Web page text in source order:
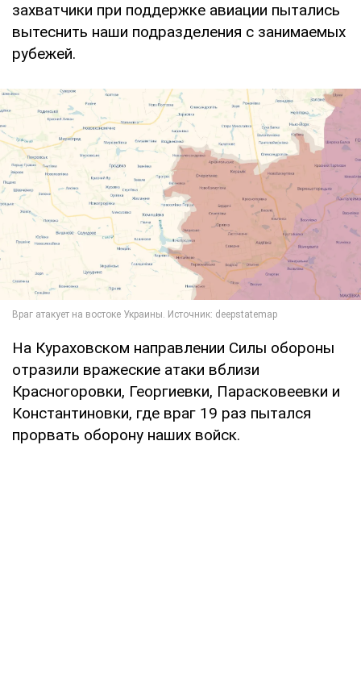
захватчики при поддержке авиации пытались
вытеснить наши подразделения с занимаемых
рубежей.
На Кураховском направлении Силы обороны
отразили вражеские атаки вблизи
Красногоровки, Георгиевки, Парасковеевки и
Константиновки, где враг 19 раз пытался
прорвать оборону наших войск.